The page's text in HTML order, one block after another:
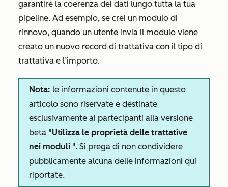
garantire la coerenza dei dati lungo tutta la tua
pipeline. Ad esempio, se crei un modulo di
rinnovo, quando un utente invia il modulo viene
creato un nuovo record di trattativa con il tipo di
trattativa e l’importo.
Nota: le informazioni contenute in questo
articolo sono riservate e destinate
esclusivamente ai partecipanti alla versione
beta "Utilizza le proprietà delle trattative
nei moduli ". Si prega di non condividere
pubblicamente alcuna delle informazioni qui
riportate.